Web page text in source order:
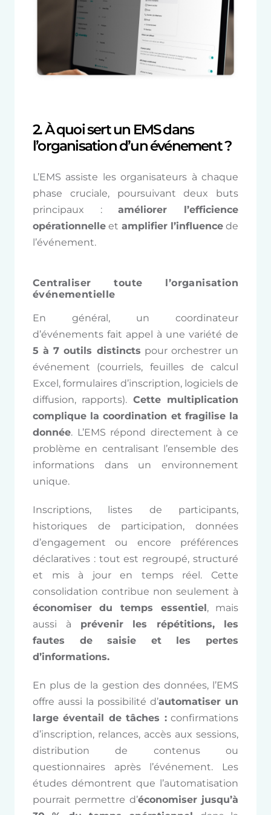
2.À quoi sert un EMS dans
l’organisation d’un événement ?
L’EMS assiste les organisateurs à chaque
phase cruciale, poursuivant deux buts
principaux :améliorer l’efficience
opérationnelleet amplifier l’influencede
l’événement.
Centraliser toute l’organisation
événementielle
En général, un coordinateur
d’événements fait appel à une variété de
5 à 7 outils distincts pour orchestrer un
événement (courriels, feuilles de calcul
Excel, formulaires d’inscription, logiciels de
diffusion, rapports). Cette multiplication
complique la coordination et fragilise la
donnée. L’EMS répond directement à ce
problème en centralisant l’ensemble des
informations dans un environnement
unique.
Inscriptions, listes de participants,
historiques de participation, données
d’engagement ou encore préférences
déclaratives : tout est regroupé, structuré
et mis à jour en temps réel. Cette
consolidation contribue non seulement à
économiser du temps essentiel , mais
aussi à prévenir les répétitions,
les
fautes de saisie et les pertes
d’informations.
En plus de la gestion des données, l’EMS
offre aussi la possibilité d’automatiser un
large éventail de tâches :confirmations
d’inscription, relances, accès aux sessions,
distribution de contenus ou
questionnaires après l’événement. Les
études démontrent que l’automatisation
pourrait permettre d’économiser jusqu’à